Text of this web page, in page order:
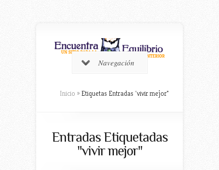
Navegación
Inicio » Etiquetas Entradas "vivir mejor"
Entradas Etiquetadas
"vivir mejor"